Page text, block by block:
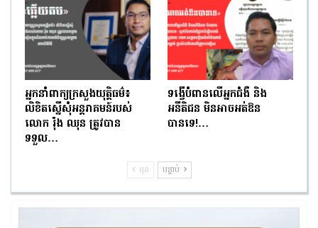
អ្នកនាំពាក្យក្រសួងយុត្តិធម៌៖
លិខិតស្នើសុំអន្តរាគមន៍របស់
លោក រ៉ុង ឈុន ត្រូវបាន
ទទួល…
ទង្វើបំពានលើអ្នកជំងឺ និង
អនីតិជន មិនអាចអត់ឱន
បានទេ!…
មុន បន្ទាប់